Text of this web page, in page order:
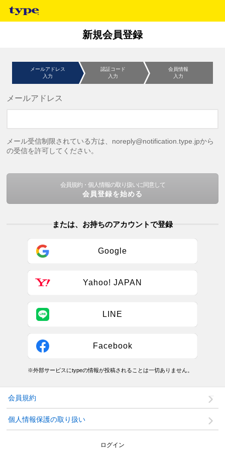
新規会員登録
メールアドレス
入力
認証コード
入力
会員情報
入力
メールアドレス
メール受信制限されている方は、noreply@notification.type.jpから
の受信を許可してください。
会員規約・個人情報の取り扱いに同意して
会員登録を始める
または、お持ちのアカウントで登録
Google
Yahoo! JAPAN
LINE
Facebook
※外部サービスにtypeの情報が投稿されることは一切ありません。
会員規約
個人情報保護の取り扱い
ログイン